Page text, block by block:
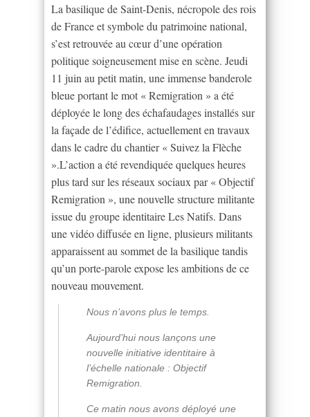
La basilique de Saint-Denis, nécropole des rois
de France et symbole du patrimoine national,
s’est retrouvée au cœur d’une opération
politique soigneusement mise en scène. Jeudi
11 juin au petit matin, une immense banderole
bleue portant le mot « Remigration » a été
déployée le long des échafaudages installés sur
la façade de l’édifice, actuellement en travaux
dans le cadre du chantier « Suivez la Flèche
».L’action a été revendiquée quelques heures
plus tard sur les réseaux sociaux par « Objectif
Remigration », une nouvelle structure militante
issue du groupe identitaire Les Natifs. Dans
une vidéo diffusée en ligne, plusieurs militants
apparaissent au sommet de la basilique tandis
qu’un porte-parole expose les ambitions de ce
nouveau mouvement.
Nous n’avons plus le temps.
Aujourd’hui nous lançons une
nouvelle initiative identitaire à
l’échelle nationale : Objectif
Remigration.
Ce matin nous avons déployé une